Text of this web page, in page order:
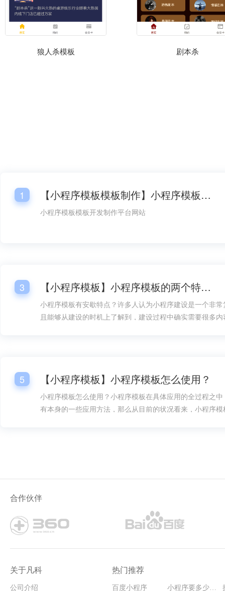
狼人杀模板 剧本杀
1 【小程序模板模板制作】小程序模板模板开发平台网站
小程序模板模板开发制作平台网站
3 【小程序模板】小程序模板的两个特点！
小程序模板有安歇特点？许多人认为小程序建设是一个非
且能够从建设的时机上了解到，建设过程中确实需要很多
5 【小程序模板】小程序模板怎么使用？
小程序模板怎么使用？小程序模板在具体应用的全过程之
有本身的一些应用方法，那么从目前的状况看来，小程序
合作伙伴
关于凡科
公司介绍
热门推荐
百度小程序